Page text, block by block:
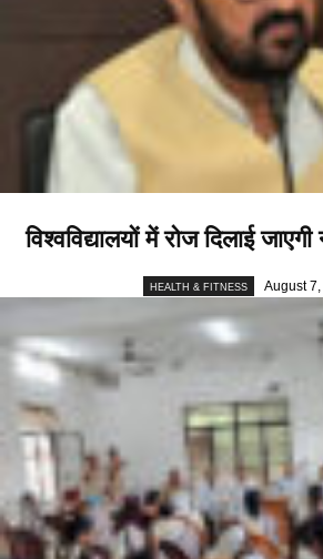
विश्वविद्यालयों में रोज दिलाई
HEALTH & FITNESS August